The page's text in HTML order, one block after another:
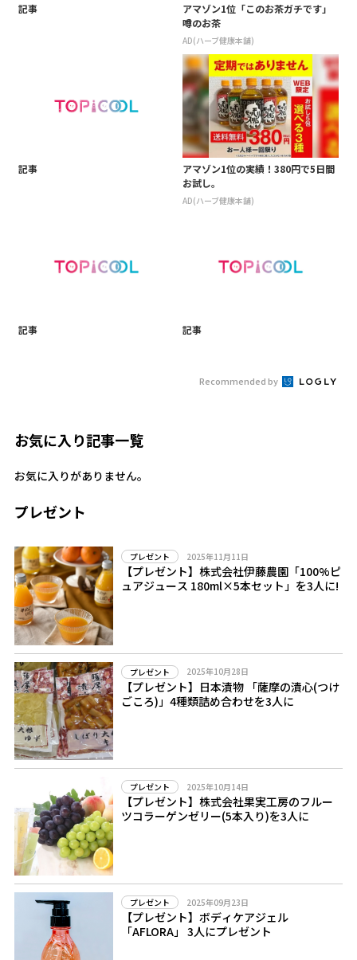
記事
アマゾン1位「このお茶ガチです」
噂のお茶
AD(ハーブ健康本舗)
記事
アマゾン1位の実績！380円で5日間
お試し。
AD(ハーブ健康本舗)
記事 記事
Recommended by
お気に入り記事一覧
お気に入りがありません。
プレゼント
プレゼント 2025年11月11日
【プレゼント】株式会社伊藤農園「100%ピ
ュアジュース 180ml×5本セット」を3人に!
プレゼント 2025年10月28日
【プレゼント】日本漬物 「薩摩の漬心(つけ
ごころ)」4種類詰め合わせを3人に
プレゼント 2025年10月14日
【プレゼント】株式会社果実工房のフルー
ツコラーゲンゼリー(5本入り)を3人に
プレゼント 2025年09月23日
【プレゼント】ボディケアジェル
「AFLORA」 3人にプレゼント